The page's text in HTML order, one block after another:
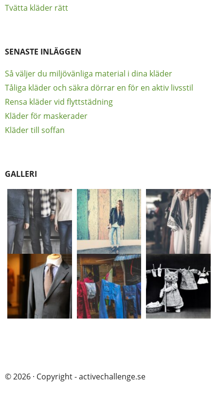
Tvätta kläder rätt
SENASTE INLÄGGEN
Så väljer du miljövänliga material i dina kläder
Tåliga kläder och säkra dörrar en för en aktiv livsstil
Rensa kläder vid flyttstädning
Kläder för maskerader
Kläder till soffan
GALLERI
© 2026 · Copyright - activechallenge.se